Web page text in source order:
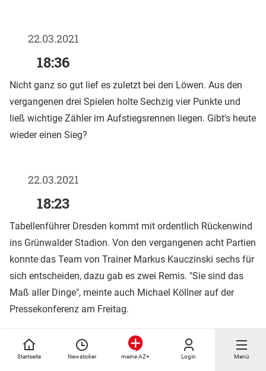
Startseite Newsticker meine AZ+ Login Menü
22.03.2021
18:36
Nicht ganz so gut lief es zuletzt bei den Löwen. Aus den
vergangenen drei Spielen holte Sechzig vier Punkte und
ließ wichtige Zähler im Aufstiegsrennen liegen. Gibt's heute
wieder einen Sieg?
22.03.2021
18:23
Tabellenführer Dresden kommt mit ordentlich Rückenwind
ins Grünwalder Stadion. Von den vergangenen acht Partien
konnte das Team von Trainer Markus Kauczinski sechs für
sich entscheiden, dazu gab es zwei Remis. "Sie sind das
Maß aller Dinge", meinte auch Michael Köllner auf der
Pressekonferenz am Freitag.
22.03.2021